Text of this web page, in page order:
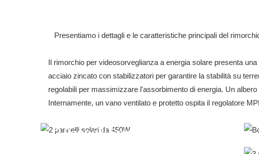
Presentiamo i dettagli e le caratteristiche principali del
Il rimorchio per videosorveglianza a energia solare presenta
acciaio zincato con stabilizzatori per garantire la stabilità su
regolabili per massimizzare l'assorbimento di energia. Un
Internamente, un vano ventilato e protetto ospita il regolatore
2 Pannelli Solari Da 450W